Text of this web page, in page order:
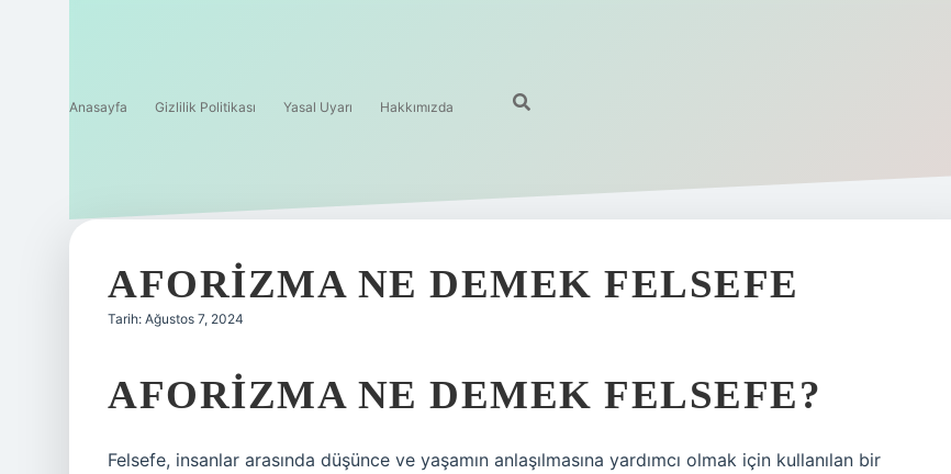
Anasayfa Gizlilik Politikası Yasal Uyarı Hakkımızda
AFORIZMA NE DEMEK FELSEFE
Tarih: Ağustos 7, 2024
AFORIZMA NE DEMEK FELSEFE?
Felsefe, insanlar arasında düşünce ve yaşamın anlaşılmasına yardımcı olmak için kullanılan bir